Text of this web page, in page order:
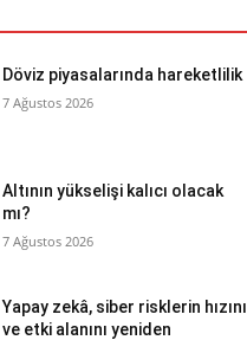
Döviz piyasalarında hareketlilik
7 Ağustos 2026
Altının yükselişi kalıcı olacak
mı?
7 Ağustos 2026
Yapay zekâ, siber risklerin hızını
ve etki alanını yeniden